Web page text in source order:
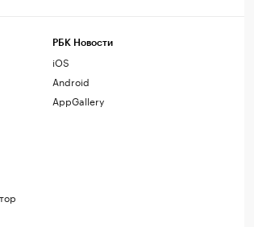
РБК Новости
iOS
Android
AppGallery